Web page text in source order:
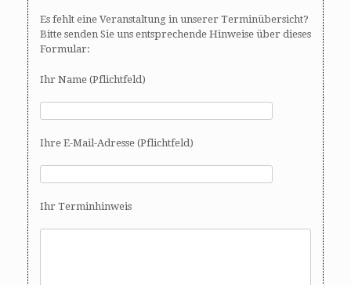
Es fehlt eine Veranstaltung in unserer Terminübersicht?
Bitte senden Sie uns entsprechende Hinweise über dieses
Formular:
Ihr Name (Pflichtfeld)
Ihre E-Mail-Adresse (Pflichtfeld)
Ihr Terminhinweis